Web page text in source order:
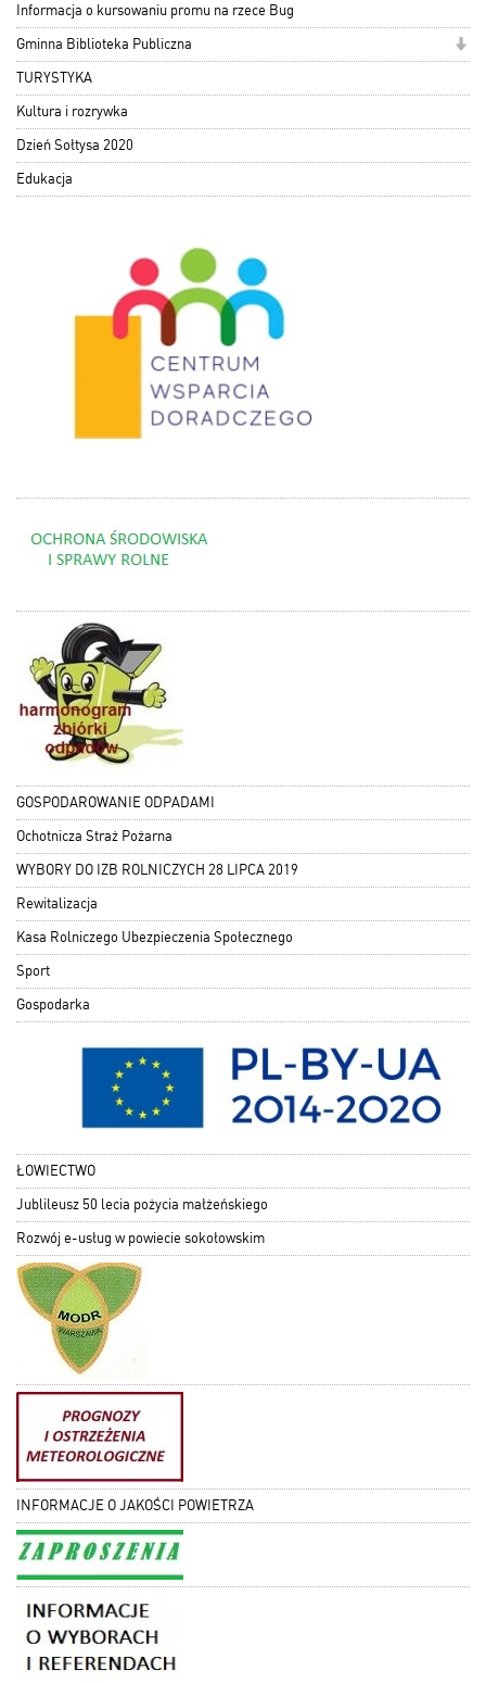
Informacja o kursowaniu promu na rzece Bug
Gminna Biblioteka Publiczna
TURYSTYKA
Kultura i rozrywka
Dzień Sołtysa 2020
Edukacja
GOSPODAROWANIE ODPADAMI
Ochotnicza Straż Pożarna
WYBORY DO IZB ROLNICZYCH 28 LIPCA 2019
Rewitalizacja
Kasa Rolniczego Ubezpieczenia Społecznego
Sport
Gospodarka
ŁOWIECTWO
Jublileusz 50 lecia pożycia małżeńskiego
Rozwój e-usług w powiecie sokołowskim
INFORMACJE O JAKOŚCI POWIETRZA